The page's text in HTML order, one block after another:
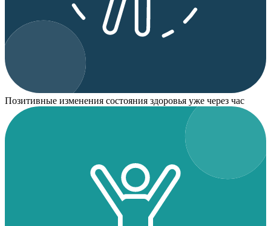
Позитивные изменения состояния здоровья уже через час